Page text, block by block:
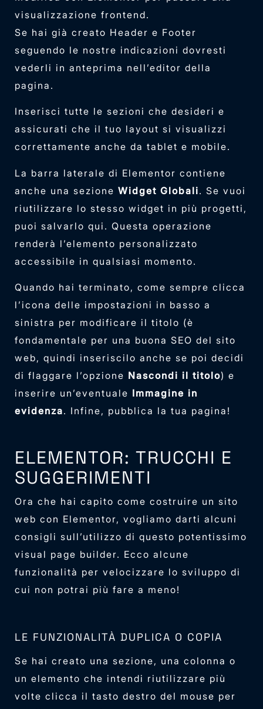
visualizzazione frontend.
Se hai già creato Header e Footer
seguendo le nostre indicazioni dovresti
vederli in anteprima nell’editor della
pagina.
Inserisci tutte le sezioni che desideri e
assicurati che il tuo layout si visualizzi
correttamente anche da tablet e mobile.
La barra laterale di Elementor contiene
anche una sezione Widget Globali. Se vuoi
riutilizzare lo stesso widget in più progetti,
puoi salvarlo qui. Questa operazione
renderà l’elemento personalizzato
accessibile in qualsiasi momento.
Quando hai terminato, come sempre clicca
l’icona delle impostazioni in basso a
sinistra per modificare il titolo (è
fondamentale per una buona SEO del sito
web, quindi inseriscilo anche se poi decidi
di flaggare l’opzione Nascondi il titolo) e
inserire un’eventuale Immagine in
evidenza. Infine, pubblica la tua pagina!
ELEMENTOR: TRUCCHI E
SUGGERIMENTI
Ora che hai capito come costruire un sito
web con Elementor, vogliamo darti alcuni
consigli sull’utilizzo di questo potentissimo
visual page builder. Ecco alcune
funzionalità per velocizzare lo sviluppo di
cui non potrai più fare a meno!
LE FUNZIONALITÀ DUPLICA O COPIA
Se hai creato una sezione, una colonna o
un elemento che intendi riutilizzare più
volte clicca il tasto destro del mouse per